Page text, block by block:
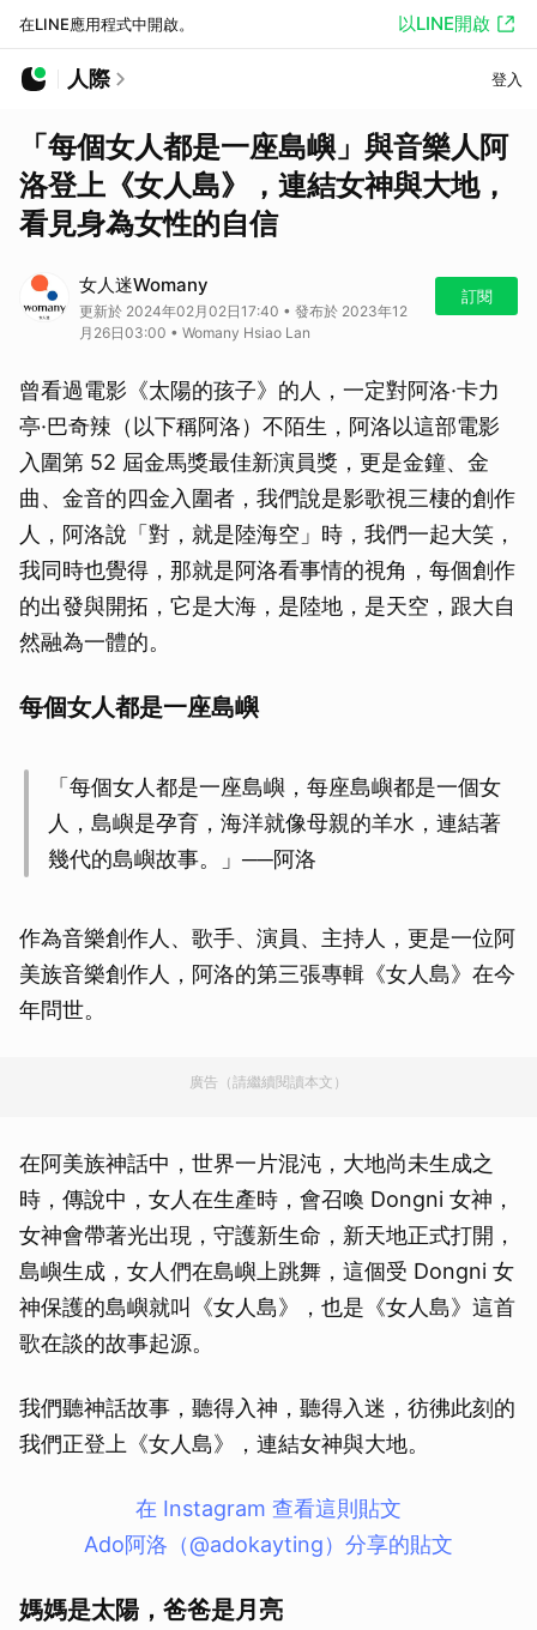
在LINE應用程式中開啟。 以LINE開啟
人際 登入
「每個女人都是一座島嶼」與音樂人阿
洛登上《女人島》，連結女神與大地，
看見身為女性的自信
女人迷Womany
更新於 2024年02月02日17:40 • 發布於 2023年12
月26日03:00 • Womany Hsiao Lan
訂閱
曾看過電影《太陽的孩子》的人，一定對阿洛·卡力
亭·巴奇辣（以下稱阿洛）不陌生，阿洛以這部電影
入圍第 52 屆金馬獎最佳新演員獎，更是金鐘、金
曲、金音的四金入圍者，我們說是影歌視三棲的創作
人，阿洛說「對，就是陸海空」時，我們一起大笑，
我同時也覺得，那就是阿洛看事情的視角，每個創作
的出發與開拓，它是大海，是陸地，是天空，跟大自
然融為一體的。
每個女人都是一座島嶼
「每個女人都是一座島嶼，每座島嶼都是一個女
人，島嶼是孕育，海洋就像母親的羊水，連結著
幾代的島嶼故事。」──阿洛
作為音樂創作人、歌手、演員、主持人，更是一位阿
美族音樂創作人，阿洛的第三張專輯《女人島》在今
年問世。
廣告（請繼續閱讀本文）
在阿美族神話中，世界一片混沌，大地尚未生成之
時，傳說中，女人在生產時，會召喚 Dongni 女神，
女神會帶著光出現，守護新生命，新天地正式打開，
島嶼生成，女人們在島嶼上跳舞，這個受 Dongni 女
神保護的島嶼就叫《女人島》，也是《女人島》這首
歌在談的故事起源。
我們聽神話故事，聽得入神，聽得入迷，彷彿此刻的
我們正登上《女人島》，連結女神與大地。
在 Instagram 查看這則貼文
Ado阿洛（@adokayting）分享的貼文
媽媽是太陽，爸爸是月亮